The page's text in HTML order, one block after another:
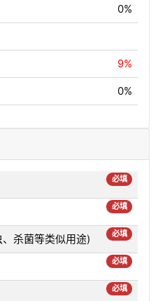
0%
9%
0%
必填
必填
杀菌等类似用途) 必填
必填
必填